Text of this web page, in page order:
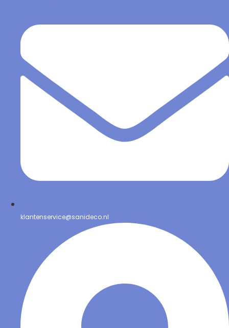
klantenservice@sanideco.nl